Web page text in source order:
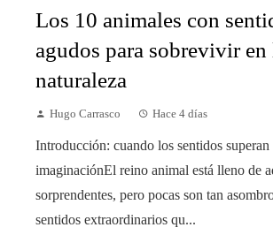
Los 10 animales con
agudos para sobrevivir en
naturaleza
Hugo Carrasco Hace 4 días
Introducción: cuando los sentidos superan
imaginaciónEl reino animal está lleno de
sorprendentes, pero pocas son tan
sentidos extraordinarios qu...